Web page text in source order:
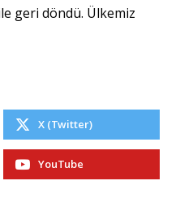
geri döndü. Ülkemiz
X (Twitter)
YouTube